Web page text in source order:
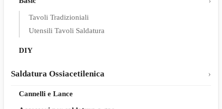
Tavoli Tradizioniali
Utensili Tavoli Saldatura
DIY
Saldatura Ossiacetilenica
Cannelli e Lance